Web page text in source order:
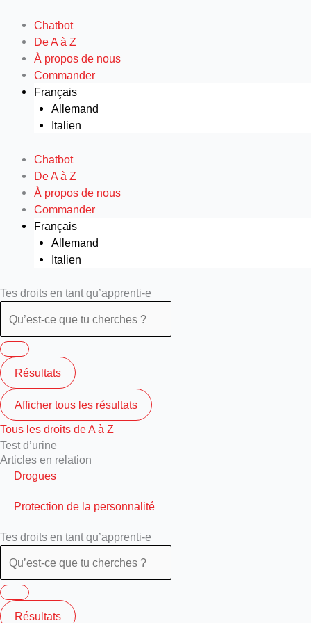
contenu
Chatbot
De A à Z
À propos de nous
Commander
Français
Allemand
Italien
Chatbot
De A à Z
À propos de nous
Commander
Français
Allemand
Italien
Tes droits en tant qu’apprenti-e
Search
Résultats
Afficher tous les résultats
Tous les droits de A à Z
Test d’urine
Articles en relation
Drogues
Protection de la personnalité
Tes droits en tant qu’apprenti-e
Search
Résultats